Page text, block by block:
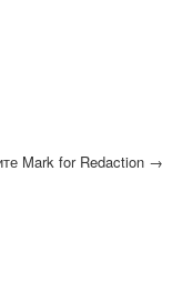
Mark for Redaction →